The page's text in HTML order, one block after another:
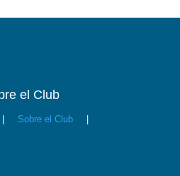
el Club
Sobre el Club